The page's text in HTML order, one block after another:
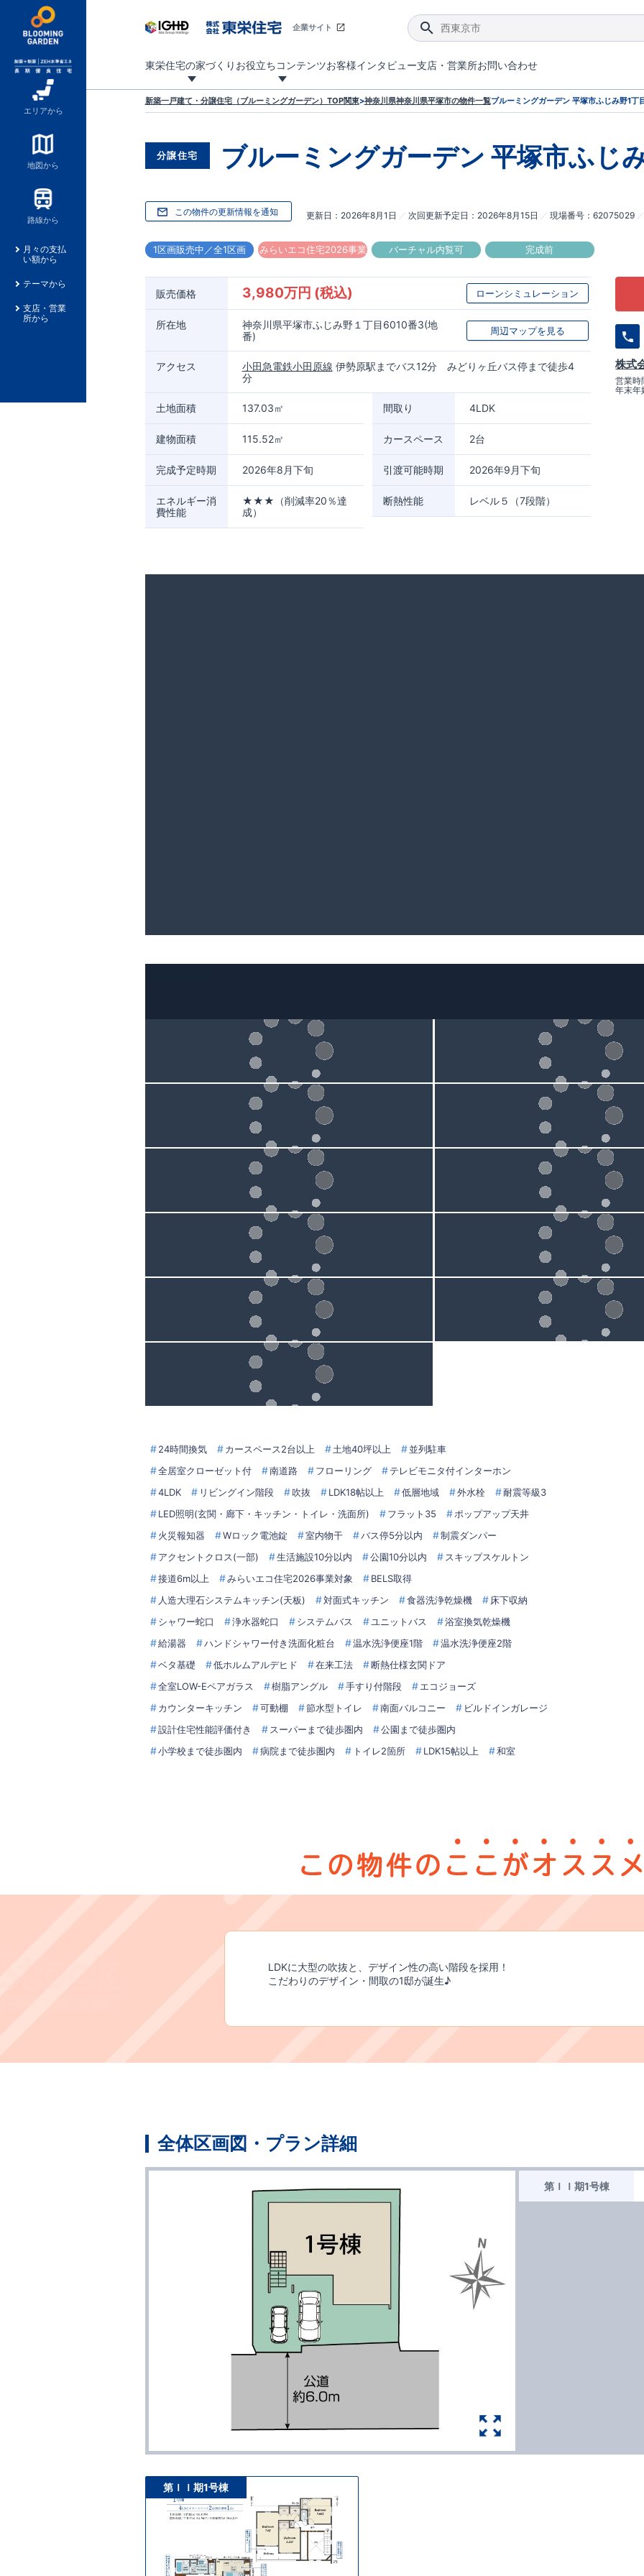
エリアから
地図から
路線から
月々の支払
い額から
テーマから
支店・営業
所から
企業サイト
東栄住宅の家づくり お役立ちコンテンツお客様インタビュー支店・営業所お問い合わせ
新築一戸建て・分譲住宅（ブルーミングガーデン）TOP関東>神奈川県神奈川県平塚市の物件一覧ブルーミングガーデン 平塚市ふじみ野1丁
分譲住宅 ブルーミングガーデン 平塚市ふじ
この物件の更新情報を通知 更新日 2026年8月1日 次回更新予定日 2026年8月15日 現場番号 62075029
1区画販売中／全1区画 みらいエコ住宅2026事業 バーチャル内覧可 完成前
販売価格 3,980万円 (税込) ローンシミュレーション
所在地
神奈川県平塚市ふじみ野１丁目6010番3(地
番)
周辺マップを見る
アクセス 小田急電鉄小田原線 伊勢原駅までバス12分 みどりヶ丘バス停まで徒歩4
分
土地面積 137.03㎡
建物面積 115.52㎡
間取り 4LDK
カースペース 2台
完成予定時期 2026年8月下旬 引渡可能時期 2026年9月下旬
エネルギー消
費性能
★★★（削減率20％達
成）
断熱性能 レベル５（7段階）
株式
営業時
年末年
24時間換気 カースペース2台以上 土地40坪以上
並列駐車
全居室クローゼット付
南道路 フローリング
テレビモニタ付インターホン
4LDK
リビングイン階段 吹抜 LDK18帖以上 低層地域 外水栓
耐震等級3
LED照明(玄関・廊下・キッチン・トイレ・洗面所)
フラット35
ポップアップ天井
火災報知器
Wロック電池錠 室内物干 バス停5分以内
制震ダンパー
アクセントクロス(一部)
生活施設10分以内 公園10分以内
スキップスケルトン
接道6m以上
みらいエコ住宅2026事業対象
BELS取得
人造大理石システムキッチン(天板)
対面式キッチン 食器洗浄乾燥機
床下収納
シャワー蛇口
浄水器蛇口 システムバス ユニットバス
浴室換気乾燥機
給湯器
ハンドシャワー付き洗面化粧台 温水洗浄便座1階
温水洗浄便座2階
ベタ基礎
低ホルムアルデヒド 在来工法
断熱仕様玄関ドア
全室LOW-Eペアガラス
樹脂アングル 手すり付階段
エコジョーズ
カウンターキッチン
可動棚 節水型トイレ 南面バルコニー
ビルドインガレージ
設計住宅性能評価付き
スーパーまで徒歩圏内
公園まで徒歩圏内
小学校まで徒歩圏内
病院まで徒歩圏内 トイレ2箇所 LDK15帖以上 和室
LDKに大型の吹抜と、デザイン性の高い階段を採用！
​こだわりのデザイン・間取の1邸が誕生♪
全体区画図・プラン詳細
第ＩＩ期1号棟
第ＩＩ期1号棟